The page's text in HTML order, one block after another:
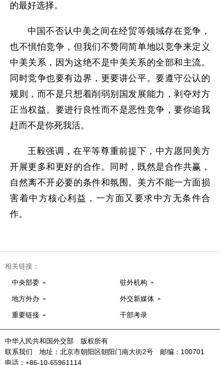
的最好选择。
中国不否认中美之间在经贸等领域存在竞争，
也不惧怕竞争，但我们不赞同简单地以竞争来定义
中美关系，因为这绝不是中美关系的全部和主流。
同时竞争也要有边界，更要讲公平。要遵守公认的
规则，而不是只想着削弱别国发展能力，剥夺对方
正当权益。要进行良性而不是恶性竞争，要你追我
赶而不是你死我活。
王毅强调，在平等尊重前提下，中方愿同美方
开展更多和更好的合作。同时，既然是合作共赢，
自然离不开必要的条件和氛围。美方不能一方面损
害着中方核心利益，一方面又要求中方无条件合
作。
相关链接：
中央部委 驻外机构
地方外办 外交新媒体
重要链接 干部考录
中华人民共和国外交部 版权所有
联系我们 地址：北京市朝阳区朝阳门南大街2号 邮编：100701
电话：+86-10-65961114